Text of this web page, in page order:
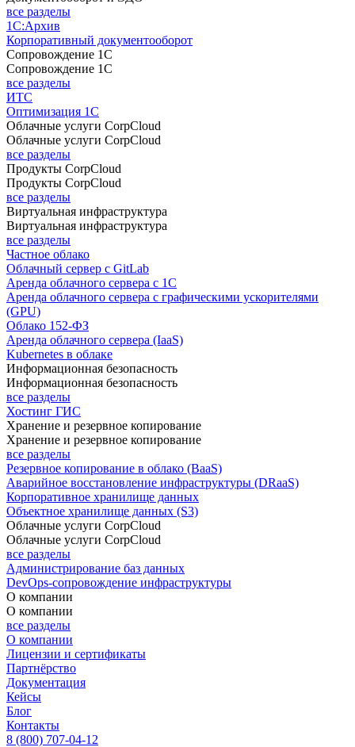
все разделы
1С:Архив
Корпоративный документооборот
Сопровождение 1С
Сопровождение 1С
все разделы
ИТС
Оптимизация 1С
Облачные услуги CorpCloud
Облачные услуги CorpCloud
все разделы
Продукты CorpCloud
Продукты CorpCloud
все разделы
Виртуальная инфраструктура
Виртуальная инфраструктура
все разделы
Частное облако
Облачный сервер с GitLab
Аренда облачного сервера с 1С
Аренда облачного сервера с графическими ускорителями
(GPU)
Облако 152-ФЗ
Аренда облачного сервера (IaaS)
Kubernetes в облаке
Информационная безопасность
Информационная безопасность
все разделы
Хостинг ГИС
Хранение и резервное копирование
Хранение и резервное копирование
все разделы
Резервное копирование в облако (BaaS)
Аварийное восстановление инфраструктуры (DRaaS)
Корпоративное хранилище данных
Объектное хранилище данных (S3)
Облачные услуги CorpCloud
Облачные услуги CorpCloud
все разделы
Администрирование баз данных
DevOps-сопровождение инфраструктуры
О компании
О компании
все разделы
О компании
Лицензии и сертификаты
Партнёрство
Документация
Кейсы
Блог
Контакты
8 (800) 707-04-12